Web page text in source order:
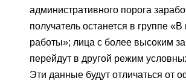
административного порога
получатель останется в группе «В
работы»; лица с более высоким
перейдут в другой режим
Эти данные будут отличаться от